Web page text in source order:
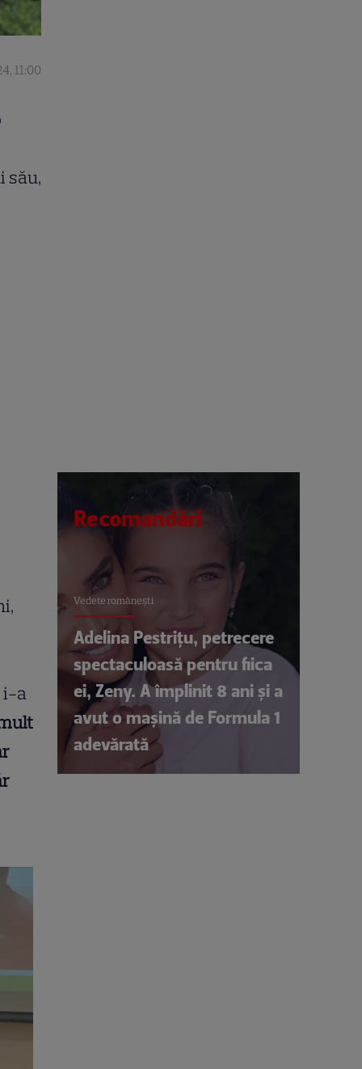
11:00
său,
i-a
Recomandări
Vedete româneşti
Adelina Pestrițu, petrecere
spectaculoasă pentru fiica
ei, Zeny. A împlinit 8 ani și a
avut o mașină de Formula 1
adevărată